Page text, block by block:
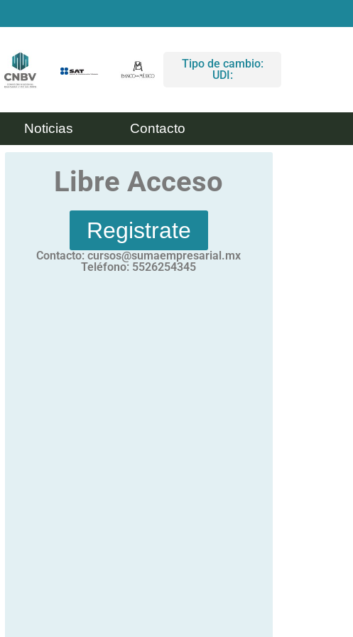
Tipo de cambio:
UDI:
Noticias Contacto
Libre Acceso
Registrate
Contacto: cursos@sumaempresarial.mx
Teléfono: 5526254345